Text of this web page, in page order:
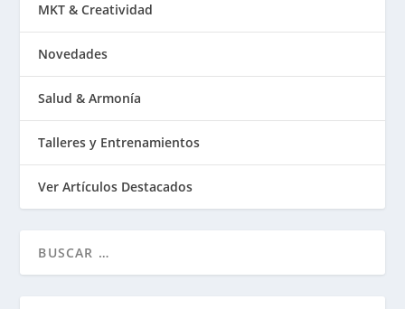
MKT & Creatividad
Novedades
Salud & Armonía
Talleres y Entrenamientos
Ver Artículos Destacados